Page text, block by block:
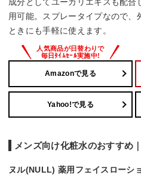
用可能。スプレータイプなので、
ときにも手軽に使えます。
Amazonで見る
Yahoo!で見る
メンズ向け化粧水のおすすめ
ヌル(NULL) 薬用フェイスローシ